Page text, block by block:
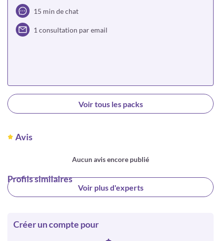
15 min de chat
1 consultation par email
Choisir
Voir tous les packs
Avis
Aucun avis encore publié
Profils similaires
Voir plus d'experts
Créer un compte pour